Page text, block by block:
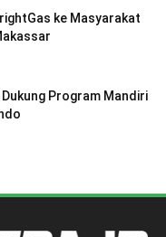
ke Masyarakat
Program Mandiri